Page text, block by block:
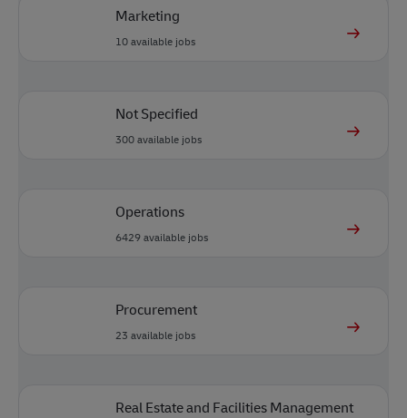
Marketing
10available jobs
Not Specified
300available jobs
Operations
6429available jobs
Procurement
23 available jobs
Real Estate and Facilities Management